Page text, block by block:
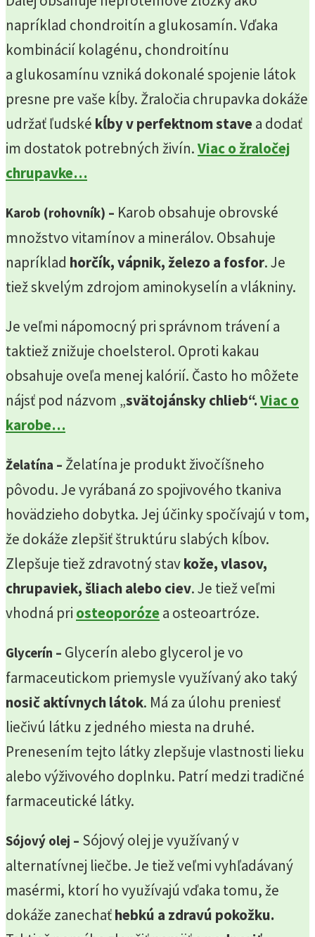
napríklad chondroitín a glukosamín. Vďaka
kombinácií kolagénu, chondroitínu
a glukosamínu vzniká dokonalé spojenie látok
presne pre vaše kĺby. Žraločia chrupavka dokáže
udržať ľudské kĺby v perfektnom stavea dodať
im dostatok potrebných živín.Viac o žraločej
chrupavke…
Karob (rohovník) – Karob obsahuje obrovské
množstvo vitamínov a minerálov. Obsahuje
napríklad horčík, vápnik, železo a fosfor. Je
tiež skvelým zdrojom aminokyselín a vlákniny.
Je veľmi nápomocný pri správnom trávení a
taktiež znižuje choelsterol. Oproti kakau
obsahuje oveľa menej kalórií. Často ho môžete
nájsť pod názvom „svätojánsky chlieb“.Viac o
karobe…
Želatína – Želatína je produkt živočíšneho
pôvodu. Je vyrábaná zo spojivového tkaniva
hovädzieho dobytka. Jej účinky spočívajú v tom,
že dokáže zlepšiť štruktúru slabých kĺbov.
Zlepšuje tiež zdravotný stavkože, vlasov,
chrupaviek, šliach alebo ciev. Je tiež veľmi
vhodná pri osteoporózea osteoartróze.
Glycerín – Glycerín alebo glycerol je vo
farmaceutickom priemysle využívaný ako taký
nosič aktívnych látok. Má za úlohu preniesť
liečivú látku z jedného miesta na druhé.
Prenesením tejto látky zlepšuje vlastnosti lieku
alebo výživového doplnku. Patrí medzi tradičné
farmaceutické látky.
Sójový olej – Sójový olej je využívaný v
alternatívnej liečbe. Je tiež veľmi vyhľadávaný
masérmi, ktorí ho využívajú vďaka tomu, že
dokáže zanechaťhebkú a zdravú pokožku.